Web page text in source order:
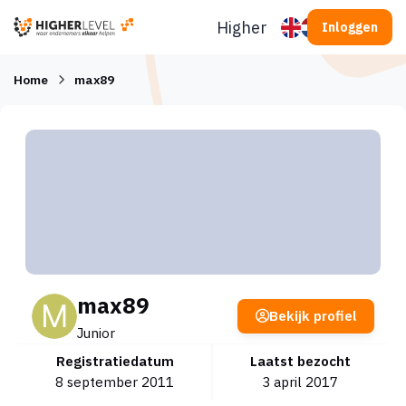
Higherlevel Inloggen
Home max89
max89
Junior
Registratiedatum
8 september 2011
Laatst bezocht
3 april 2017
Bekijk profiel